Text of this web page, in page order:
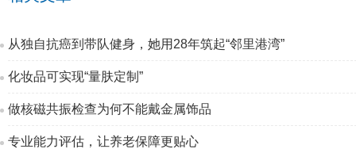
从独自抗癌到带队健身，她用28年筑起“邻里港湾”
化妆品可实现“量肤定制”
做核磁共振检查为何不能戴金属饰品
专业能力评估，让养老保障更贴心